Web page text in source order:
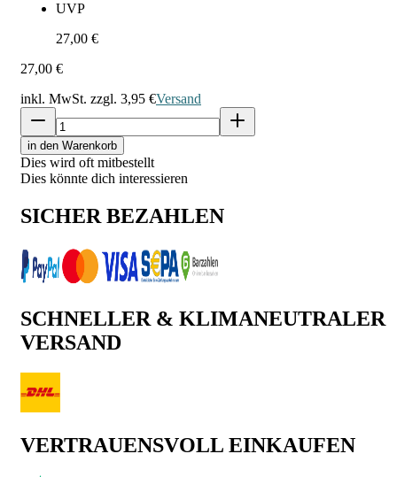
UVP
27,00 €
27,00 €
inkl. MwSt. zzgl. 3,95 €Versand
in den Warenkorb
Dies wird oft mitbestellt
Dies könnte dich interessieren
SICHER BEZAHLEN
SCHNELLER & KLIMANEUTRALER
VERSAND
VERTRAUENSVOLL EINKAUFEN